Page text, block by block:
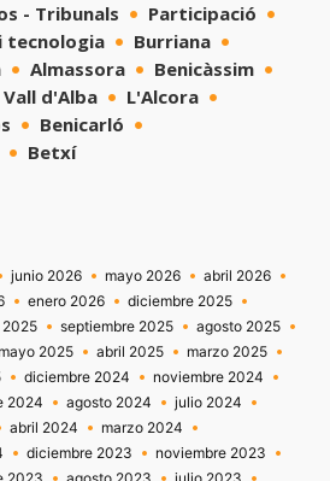
- Tribunals
Participació
tecnologia
Burriana
Almassora
Benicàssim
Vall d'Alba
L'Alcora
Benicarló
Betxí
junio 2026 mayo 2026
abril 2026
enero 2026
diciembre 2025
septiembre 2025
agosto 2025
mayo 2025 abril 2025
marzo 2025
diciembre 2024
noviembre 2024
2024 agosto 2024
julio 2024
abril 2024
marzo 2024
diciembre 2023
noviembre 2023